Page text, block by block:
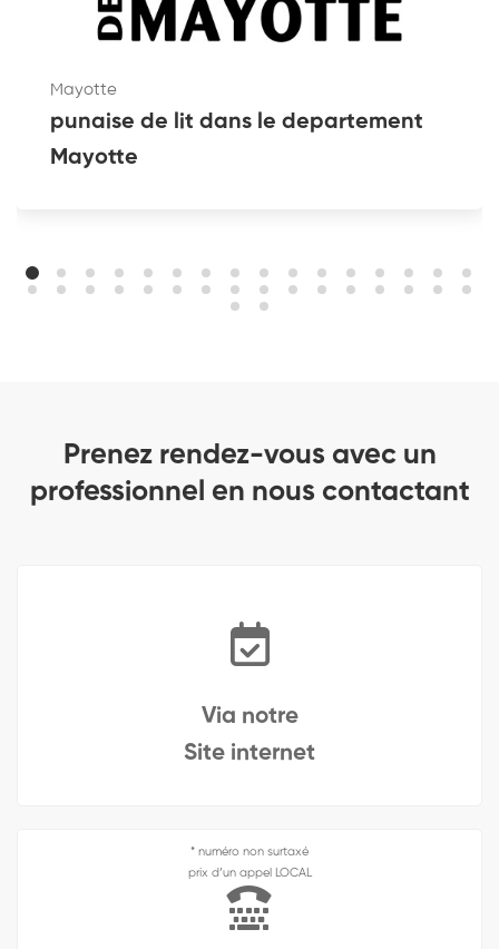
Mayotte
punaise de lit dans le departement
Mayotte
Prenez rendez-vous avec un
professionnel en nous contactant
Via notre
Site internet
* numéro non surtaxé
prix d’un appel LOCAL